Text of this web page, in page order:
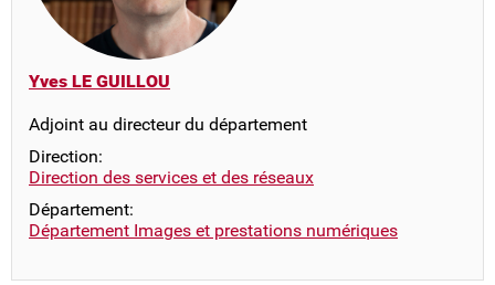
Yves LE GUILLOU
Adjoint au directeur du département
Direction:
Direction des services et des réseaux
Département:
Département Images et prestations numériques